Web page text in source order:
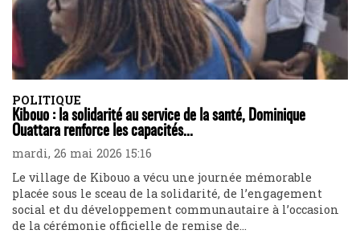
POLITIQUE
Kibouo : la solidarité au service de la santé, Dominique
Ouattara renforce les capacités...
mardi, 26 mai 2026 15:16
Le village de Kibouo a vécu une journée mémorable
placée sous le sceau de la solidarité, de l’engagement
social et du développement communautaire à l’occasion
de la cérémonie officielle de remise de...